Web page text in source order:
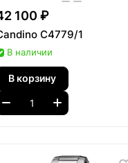
100 ₽
C4779/1
В наличии
В корзину